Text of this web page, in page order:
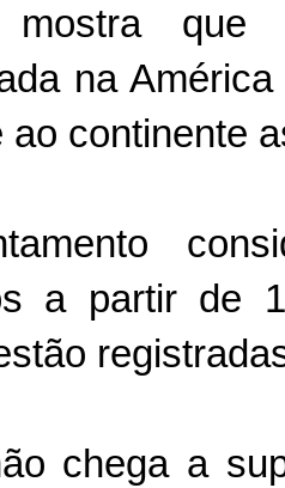
mostra que
na
ao continente
a partir de
chega a